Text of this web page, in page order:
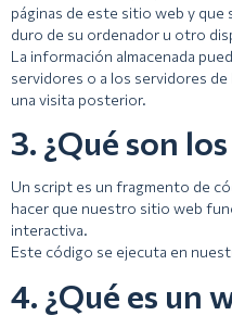
páginas de este sitio web y que
duro de su ordenador u otro
La información almacenada
servidores o a los servidores
una visita posterior.
3. ¿Qué son
Un script es un fragmento de
hacer que nuestro sitio web
interactiva.
Este código se ejecuta en
4. ¿Qué es un